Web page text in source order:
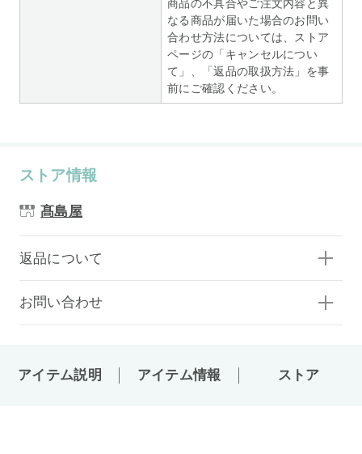
商品の不具合やご注文内容と異
なる商品が届いた場合のお問い
合わせ方法については、ストア
ページの「キャンセルについ
て」、「返品の取扱方法」を事
前にご確認ください。
ストア情報
髙島屋
返品について
お問い合わせ
アイテム説明 アイテム情報 ストア